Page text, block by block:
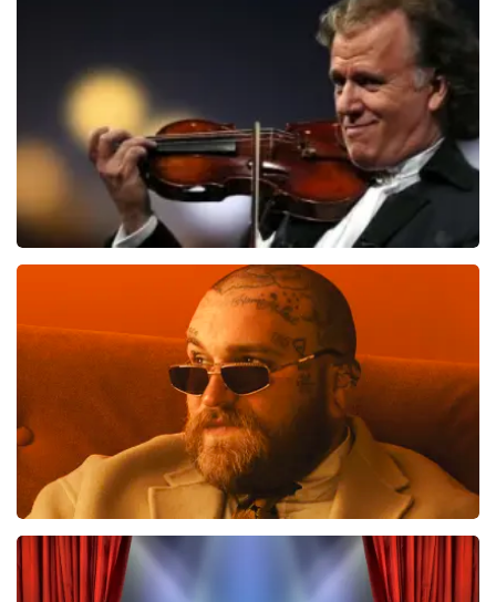
laatste 30 minuten
BESTEL NU
Teddy Swims
543 laatste 30 minuten